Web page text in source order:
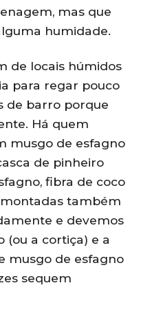
mas que
humidade.
de locais húmidos
para regar pouco
de barro porque
Há quem
musgo de esfagno
de pinheiro
fibra de coco
também
e devemos
(ou a cortiça) e a
musgo de esfagno
sequem